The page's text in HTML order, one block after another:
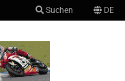
Suchen DE